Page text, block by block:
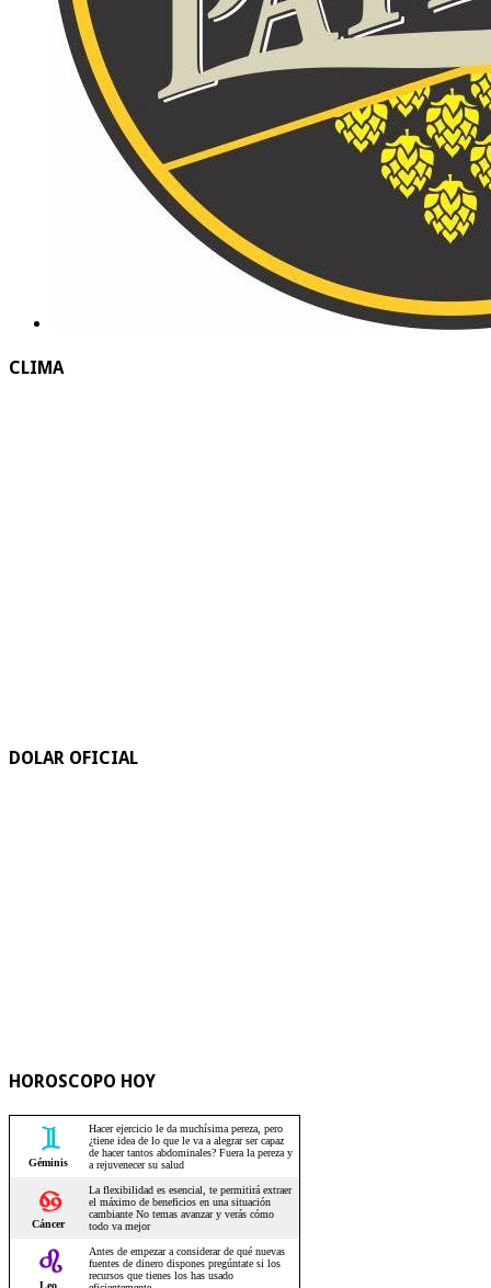
CLIMA
DOLAR OFICIAL
HOROSCOPO HOY